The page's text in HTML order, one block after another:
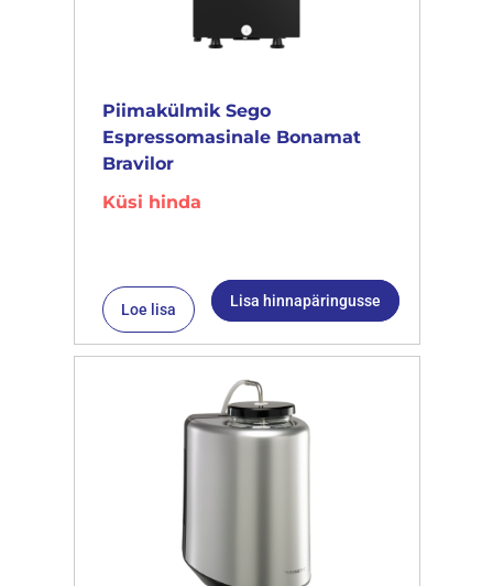
Piimakülmik Sego
Espressomasinale Bonamat
Bravilor
Küsi hinda
Loe lisa Lisa hinnapäringusse